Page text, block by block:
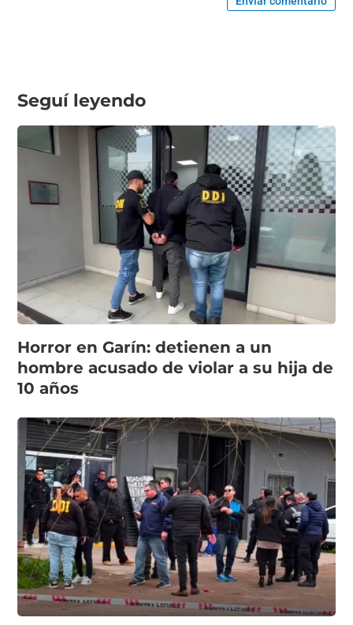
Seguí leyendo
Horror en Garín: detienen a un
hombre acusado de violar a su hija de
10 años